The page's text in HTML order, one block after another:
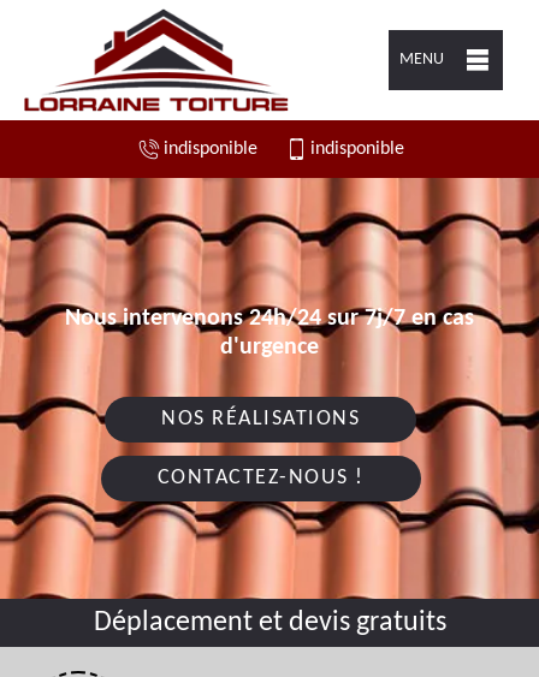
MENU
indisponible indisponible
Nous intervenons 24h/24 sur 7j/7 en cas
d'urgence
NOS RÉALISATIONS
CONTACTEZ-NOUS !
Déplacement et devis gratuits